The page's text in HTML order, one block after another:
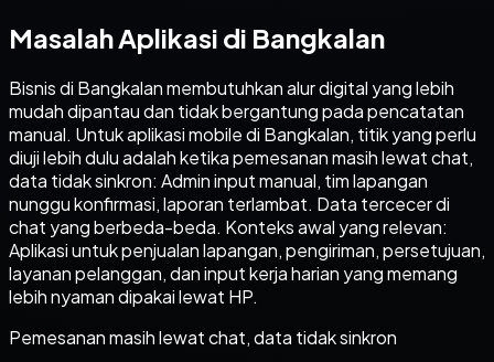
Masalah Aplikasi di Bangkalan
Bisnis di Bangkalan membutuhkan alur digital yang lebih
mudah dipantau dan tidak bergantung pada pencatatan
manual. Untuk aplikasi mobile di Bangkalan, titik yang perlu
diuji lebih dulu adalah ketika pemesanan masih lewat chat,
data tidak sinkron: Admin input manual, tim lapangan
nunggu konfirmasi, laporan terlambat. Data tercecer di
chat yang berbeda-beda. Konteks awal yang relevan:
Aplikasi untuk penjualan lapangan, pengiriman, persetujuan,
layanan pelanggan, dan input kerja harian yang memang
lebih nyaman dipakai lewat HP.
Pemesanan masih lewat chat, data tidak sinkron